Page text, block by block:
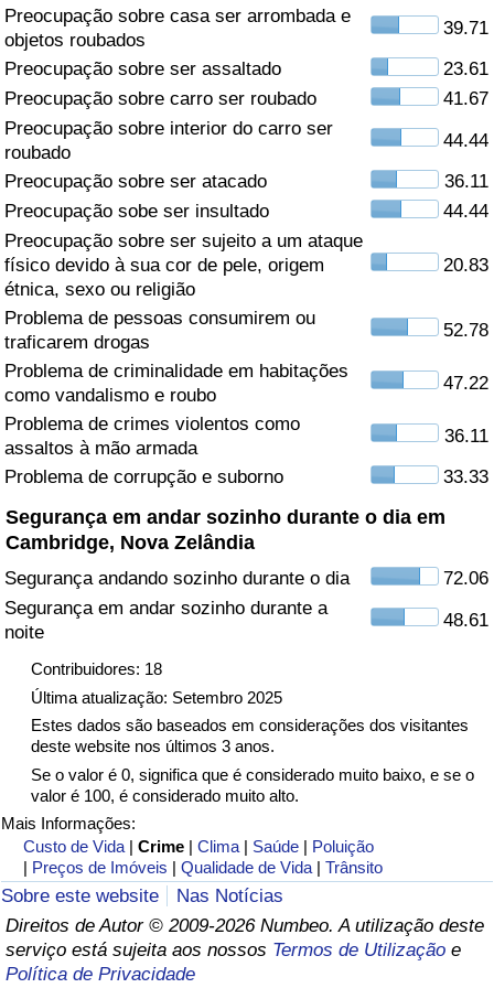
Preocupação sobre casa ser arrombada e
objetos roubados
39.71
Preocupação sobre ser assaltado
23.61
Preocupação sobre carro ser roubado
41.67
Preocupação sobre interior do carro ser
roubado
44.44
Preocupação sobre ser atacado
36.11
Preocupação sobe ser insultado
44.44
Preocupação sobre ser sujeito a um ataque
físico devido à sua cor de pele, origem
étnica, sexo ou religião
20.83
Problema de pessoas consumirem ou
traficarem drogas
52.78
Problema de criminalidade em habitações
como vandalismo e roubo
47.22
Problema de crimes violentos como
assaltos à mão armada
36.11
Problema de corrupção e suborno
33.33
Segurança em andar sozinho durante o dia em
Cambridge, Nova Zelândia
Segurança andando sozinho durante o dia
72.06
Segurança em andar sozinho durante a
noite
48.61
Contribuidores: 18
Última atualização: Setembro 2025
Estes dados são baseados em considerações dos visitantes
deste website nos últimos 3 anos.
Se o valor é 0, significa que é considerado muito baixo, e se o
valor é 100, é considerado muito alto.
Mais Informações:
Custo de Vida |Crime |Clima | Saúde | Poluição
| Preços de Imóveis |Qualidade de Vida |Trânsito
Sobre este website
Nas Notícias
Direitos de Autor © 2009-2026 Numbeo. A utilização deste
serviço está sujeita aos nossos Termos de Utilização e
Política de Privacidade
Saúde
Indicador de Saúde (Atual)
Indicador de Saúde
Indicador de Saúde por País
Poluição
Indicador de Poluição (Atual)
Índice de poluição
Indicador de Poluição por País
Trânsito
Indicador de Trânsito
Indicador de Trânsito (Atual)
Indicador de Trânsito por País